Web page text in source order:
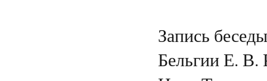
Запись
Бельгии Е. В.